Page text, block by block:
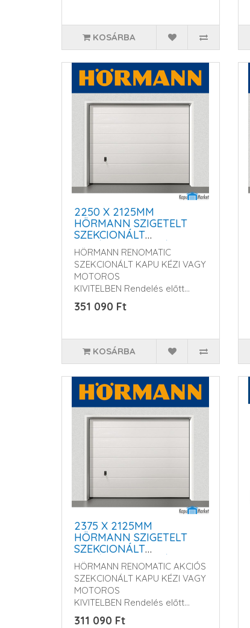
KOSÁRBA
2250 X 2125MM
HÖRMANN SZIGETELT
SZEKCIONÁLT
GARÁZSKAPU - KÉZI
VAGY MOTOROS
MŰKÖDTETÉSSEL
HÖRMANN RENOMATIC
SZEKCIONÁLT KAPU KÉZI VAGY
MOTOROS
KIVITELBEN Rendelés előtt
kérem érdeklődjö..
351 090 Ft
KOSÁRBA
2375 X 2125MM
HÖRMANN SZIGETELT
SZEKCIONÁLT
GARÁZSKAPU - KÉZI
VAGY MOTOROS
MŰKÖDTETÉSSEL
HÖRMANN RENOMATIC AKCIÓS
SZEKCIONÁLT KAPU KÉZI VAGY
MOTOROS
KIVITELBEN Rendelés előtt
kérem érd..
311 090 Ft